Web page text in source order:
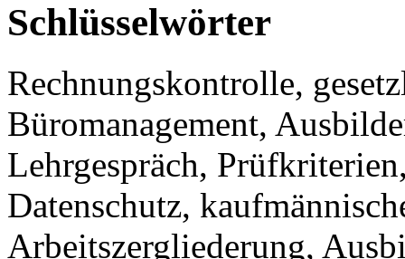
Schlüsselwörter
Rechnungskontrolle,
Büromanagement,
Lehrgespräch,
Datenschutz,
Arbeitszergliederung,